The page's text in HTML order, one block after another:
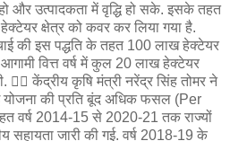
और उत्पादकता में वृद्धि हो सके. इसके तहत
क्षेत्र को कवर कर लिया गया है.
की इस पद्धति के तहत 100 लाख हेक्टेयर
वित्त वर्ष में कुल 20 लाख हेक्टेयर
केंद्रीय कृषि मंत्री नरेंद्र सिंह तोमर ने
योजना की प्रति बूंद अधिक फसल (Per
वर्ष 2014-15 से 2020-21 तक राज्यों
जारी की गई. वर्ष 2018-19 के